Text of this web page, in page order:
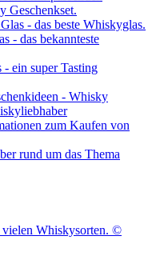
Geschenkset.
- das beste Whiskyglas.
- das bekannteste
ein super Tasting
- Whisky
zum Kaufen von
rund um das Thema